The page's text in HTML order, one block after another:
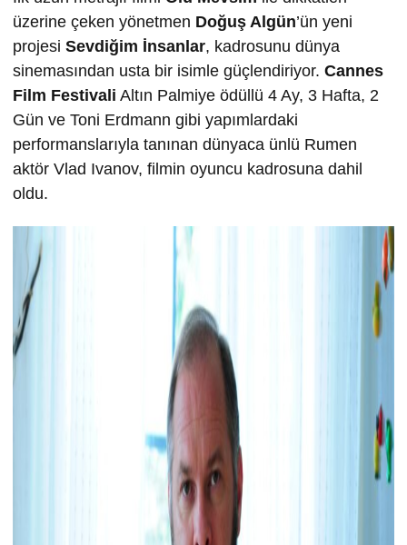
üzerine çeken yönetmen Doğuş Algün’ün yeni
projesi Sevdiğim İnsanlar, kadrosunu dünya
sinemasından usta bir isimle güçlendiriyor. Cannes
Film Festivali Altın Palmiye ödüllü 4 Ay, 3 Hafta, 2
Gün ve Toni Erdmann gibi yapımlardaki
performanslarıyla tanınan dünyaca ünlü Rumen
aktör Vlad Ivanov, filmin oyuncu kadrosuna dahil
oldu.